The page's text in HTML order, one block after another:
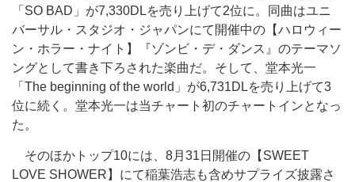
「SO BAD」が7,330DLを売り上げて2位に。同曲はユニ
バーサル・スタジオ・ジャパンにて開催中の【ハロウィー
ン・ホラー・ナイト】『ゾンビ・デ・ダンス』のテーマソ
ングとして書き下ろされた楽曲だ。そして、堂本光一
「The beginning of the world」が6,731DLを売り上げて3
位に続く。堂本光一は当チャート初のチャートインとなっ
た。
そのほかトップ10には、8月31日開催の【SWEET
LOVE SHOWER】にて稲葉浩志も含めサプライズ披露さ